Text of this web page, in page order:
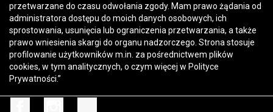
przetwarzane do czasu odwołania zgody. Mam prawo żądania od
administratora dostępu do moich danych osobowych, ich
sprostowania, usunięcia lub ograniczenia przetwarzania, a także
prawo wniesienia skargi do organu nadzorczego. Strona stosuje
profilowanie użytkowników m.in. za pośrednictwem plików
cookies, w tym analitycznych, o czym więcej w Polityce
Prywatności.”